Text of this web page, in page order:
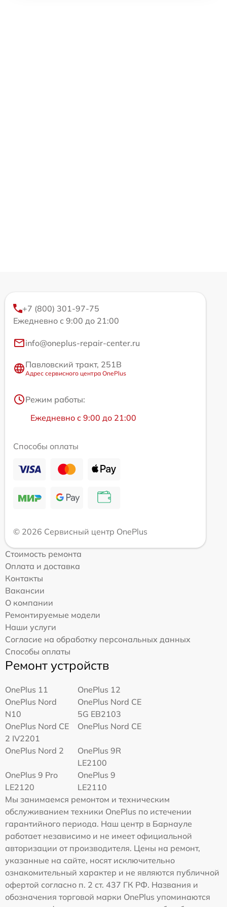
+7 (800) 301-97-75
Ежедневно с 9:00 до 21:00
info@oneplus-repair-center.ru
Павловский тракт, 251В
Адрес сервисного центра OnePlus
Режим работы:
Ежедневно с 9:00 до 21:00
Способы оплаты
© 2026 Сервисный центр OnePlus
Стоимость ремонта
Оплата и доставка
Контакты
Вакансии
О компании
Ремонтируемые модели
Наши услуги
Согласие на обработку персональных данных
Способы оплаты
Ремонт устройств
OnePlus 11
OnePlus 12
OnePlus Nord
N10
OnePlus Nord CE
5G EB2103
OnePlus Nord CE
2 IV2201
OnePlus Nord CE
OnePlus Nord 2
OnePlus 9R
LE2100
OnePlus 9 Pro
LE2120
OnePlus 9
LE2110
Мы занимаемся ремонтом и техническим
обслуживанием техники OnePlus по истечении
гарантийного периода. Наш центр в Барнауле
работает независимо и не имеет официальной
авторизации от производителя. Цены на ремонт,
указанные на сайте, носят исключительно
ознакомительный характер и не являются публичной
офертой согласно п. 2 ст. 437 ГК РФ. Названия и
обозначения торговой марки OnePlus упоминаются